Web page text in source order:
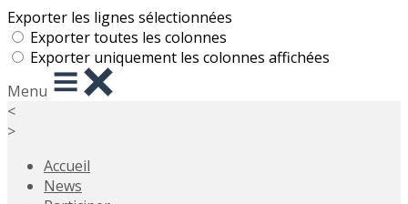
Exporter les lignes sélectionnées
Exporter toutes les colonnes
Exporter uniquement les colonnes affichées
Menu
<
>
Accueil
News